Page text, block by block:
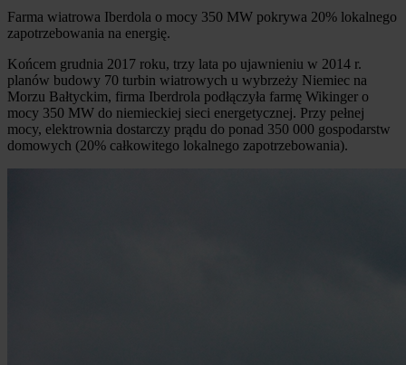
Farma wiatrowa Iberdola o mocy 350 MW pokrywa 20% lokalnego
zapotrzebowania na energię.
Końcem grudnia 2017 roku, trzy lata po ujawnieniu w 2014 r.
planów budowy 70 turbin wiatrowych u wybrzeży Niemiec na
Morzu Bałtyckim, firma Iberdrola podłączyła farmę Wikinger o
mocy 350 MW do niemieckiej sieci energetycznej. Przy pełnej
mocy, elektrownia dostarczy prądu do ponad 350 000 gospodarstw
domowych (20% całkowitego lokalnego zapotrzebowania).